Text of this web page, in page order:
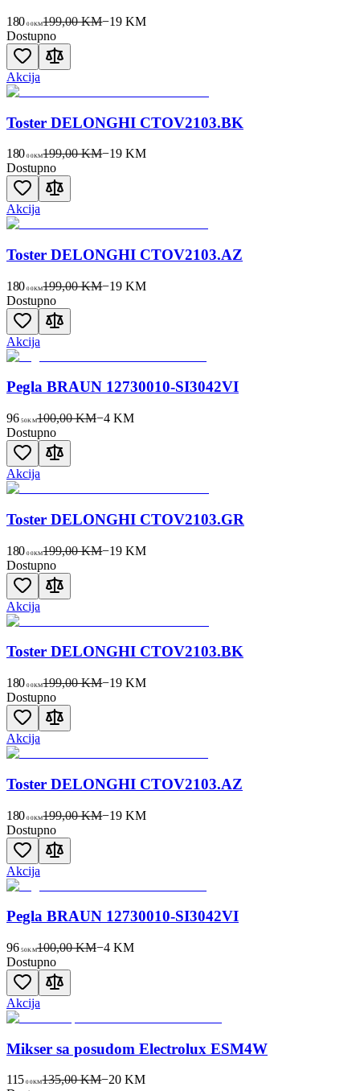
180 00KM199,00 KM−19 KM
Dostupno
Akcija
Toster DELONGHI CTOV2103.BK
180 00KM199,00 KM−19 KM
Dostupno
Akcija
Toster DELONGHI CTOV2103.AZ
180 00KM199,00 KM−19 KM
Dostupno
Akcija
Pegla BRAUN 12730010-SI3042VI
96 50KM100,00 KM−4KM
Dostupno
Akcija
Toster DELONGHI CTOV2103.GR
180 00KM199,00 KM−19 KM
Dostupno
Akcija
Toster DELONGHI CTOV2103.BK
180 00KM199,00 KM−19 KM
Dostupno
Akcija
Toster DELONGHI CTOV2103.AZ
180 00KM199,00 KM−19 KM
Dostupno
Akcija
Pegla BRAUN 12730010-SI3042VI
96 50KM100,00 KM−4KM
Dostupno
Akcija
Mikser sa posudom Electrolux ESM4W
115 00KM135,00 KM−20 KM